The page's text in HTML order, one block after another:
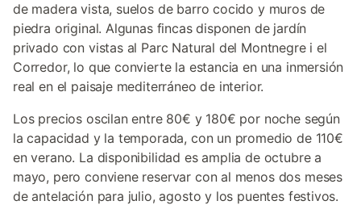
de madera vista, suelos de barro cocido y muros de
piedra original. Algunas fincas disponen de jardín
privado con vistas al Parc Natural del Montnegre i el
Corredor, lo que convierte la estancia en una inmersión
real en el paisaje mediterráneo de interior.
Los precios oscilan entre 80€ y 180€ por noche según
la capacidad y la temporada, con un promedio de 110€
en verano. La disponibilidad es amplia de octubre a
mayo, pero conviene reservar con al menos dos meses
de antelación para julio, agosto y los puentes festivos.